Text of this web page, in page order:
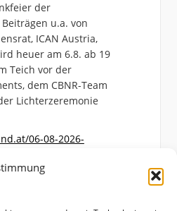
der
u.a. von
ICAN Austria,
heuer am 6.8. ab 19
Teich vor der
dem CBNR-Team
Lichterzeremonie
06-08-2026-